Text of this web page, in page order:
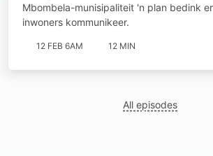
Mbombela-munisipaliteit 'n plan bedink
inwoners kommunikeer.
12 FEB 6AM 12 MIN
All episodes